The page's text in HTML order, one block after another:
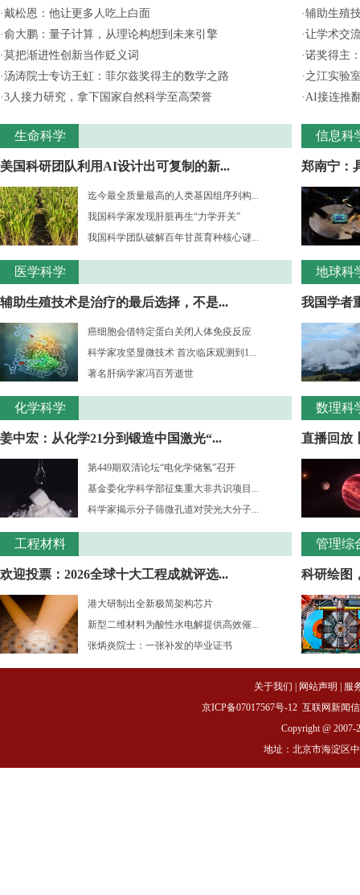
·戴松恩：他让更多人吃上白面
·俞大鹏：量子计算，从理论构想到未来引擎
·莫把渐进性创新当作贬义词
·汤涛院士专访王虹：菲尔兹奖得主的数学之路
·3人接力研究，拿下国家自然科学至高荣誉
生命科学
美国科研团队利用AI设计出可复制的新...
迄今最全质量最高的人类基因组序列构...
我国科学家发现肝脏再生“力学开关”
我国科学团队破解百年甘蔗育种核心谜...
医学科学
辅助生殖技术是治疗的最后选择，不是...
癌细胞会借特定蛋白关闭人体免疫反应
科学家攻坚显微技术 首次临床观测到1...
著名肝病学家冯百芳逝世
化学科学
姜中宏：从化学21分到锻造中国激光“...
第449期双清论坛“电化学储氢”召开
基金委化学科学部征集重大非共识项目...
科学家揭示分子筛微孔道对荧光大分子...
工程材料
欢迎投票：2026全球十大工程成就评选...
港大研制出全新极简架构芯片
新型二维材料为酸性水电解提供高效催...
张炳炎院士：一张补发的毕业证书
·辅助生殖
·让学术交
·诺奖得主
· 之江实验
·AI接连推
信息科
郑南宁：
地球科
我国学者
数理科
直播回放
管理综
科研绘图
关于我们 网站声明
服
京ICP备07017567号-12 互联网新闻
Copyright @ 2007-
地址：北京市海淀区